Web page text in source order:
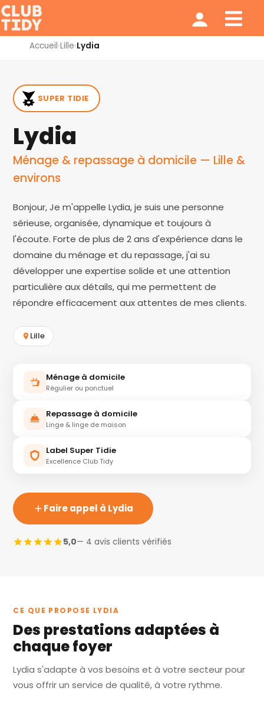
Accueil›Lille›Lydia
SUPER TIDIE
Lydia
Ménage & repassage à domicile — Lille &
environs
Bonjour, Je m'appelle Lydia, je suis une personne
sérieuse, organisée, dynamique et toujours à
l'écoute. Forte de plus de 2 ans d'expérience dans le
domaine du ménage et du repassage, j'ai su
développer une expertise solide et une attention
particulière aux détails, qui me permettent de
répondre efficacement aux attentes de mes clients.
Lille
Ménage à domicile
Régulier ou ponctuel
Repassage à domicile
Linge & linge de maison
Label Super Tidie
Excellence Club Tidy
Faire appel à Lydia
5,0— 4 avis clients vérifiés
CE QUE PROPOSE LYDIA
Des prestations adaptées à
chaque foyer
Lydia s'adapte à vos besoins et à votre secteur pour
vous offrir un service de qualité, à votre rythme.